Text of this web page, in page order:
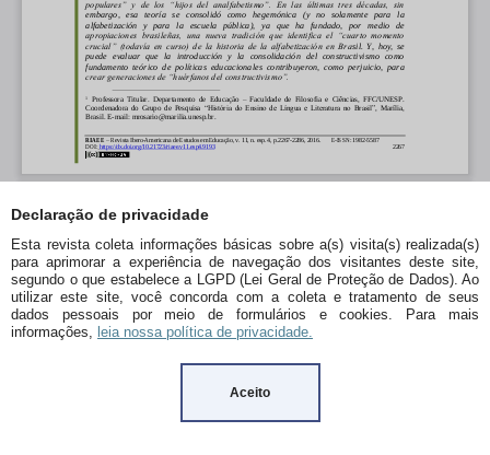
Declaração de privacidade
Esta revista coleta informações básicas sobre a(s) visita(s) realizada(s)
para aprimorar a experiência de navegação dos visitantes deste site,
segundo o que estabelece a LGPD (Lei Geral de Proteção de Dados). Ao
utilizar este site, você concorda com a coleta e tratamento de seus
dados pessoais por meio de formulários e cookies. Para mais
informações, leia nossa política de privacidade.
Aceito